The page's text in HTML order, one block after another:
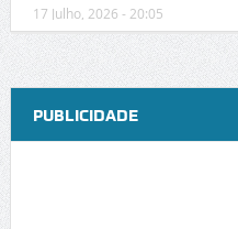
17 Julho, 2026 - 20:05
PUBLICIDADE